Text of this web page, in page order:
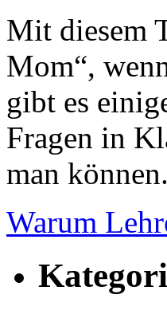
Mit diesem
Mom“,
gibt es
Fragen in
man können.
Warum